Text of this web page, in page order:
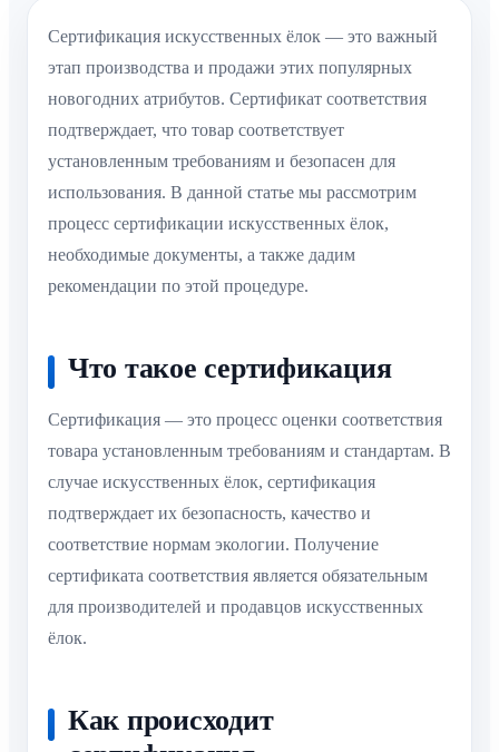
Сертификация искусственных ёлок — это важный
этап производства и продажи этих популярных
новогодних атрибутов. Сертификат соответствия
подтверждает, что товар соответствует
установленным требованиям и безопасен для
использования. В данной статье мы рассмотрим
процесс сертификации искусственных ёлок,
необходимые документы, а также дадим
рекомендации по этой процедуре.
Что такое сертификация
Сертификация — это процесс оценки соответствия
товара установленным требованиям и стандартам. В
случае искусственных ёлок, сертификация
подтверждает их безопасность, качество и
соответствие нормам экологии. Получение
сертификата соответствия является обязательным
для производителей и продавцов искусственных
ёлок.
Как происходит